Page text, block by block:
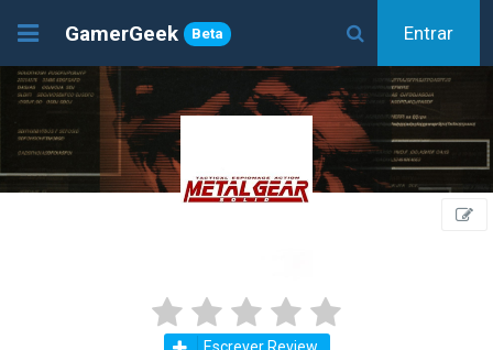
GamerGeek Beta Entrar
Escrever Review